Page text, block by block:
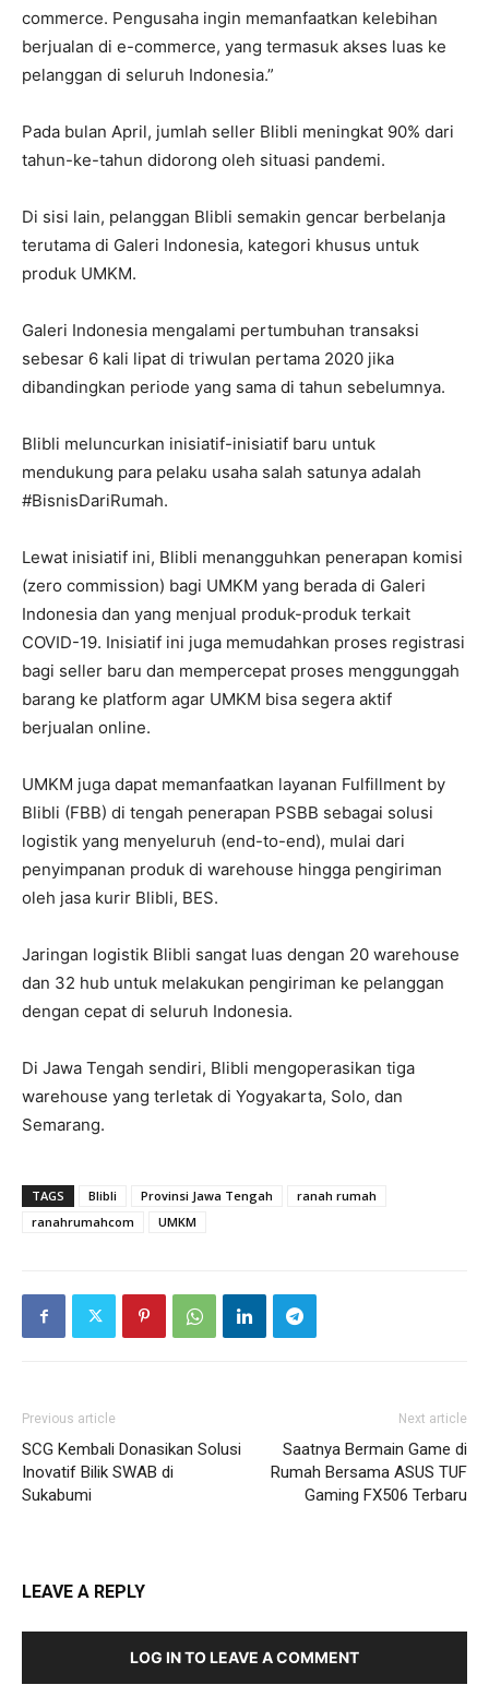
commerce. Pengusaha ingin memanfaatkan kelebihan
berjualan di e-commerce, yang termasuk akses luas ke
pelanggan di seluruh Indonesia.”
Pada bulan April, jumlah seller Blibli meningkat 90% dari
tahun-ke-tahun didorong oleh situasi pandemi.
Di sisi lain, pelanggan Blibli semakin gencar berbelanja
terutama di Galeri Indonesia, kategori khusus untuk
produk UMKM.
Galeri Indonesia mengalami pertumbuhan transaksi
sebesar 6 kali lipat di triwulan pertama 2020 jika
dibandingkan periode yang sama di tahun sebelumnya.
Blibli meluncurkan inisiatif-inisiatif baru untuk
mendukung para pelaku usaha salah satunya adalah
#BisnisDariRumah.
Lewat inisiatif ini, Blibli menangguhkan penerapan komisi
(zero commission) bagi UMKM yang berada di Galeri
Indonesia dan yang menjual produk-produk terkait
COVID-19. Inisiatif ini juga memudahkan proses registrasi
bagi seller baru dan mempercepat proses menggunggah
barang ke platform agar UMKM bisa segera aktif
berjualan online.
UMKM juga dapat memanfaatkan layanan Fulfillment by
Blibli (FBB) di tengah penerapan PSBB sebagai solusi
logistik yang menyeluruh (end-to-end), mulai dari
penyimpanan produk di warehouse hingga pengiriman
oleh jasa kurir Blibli, BES.
Jaringan logistik Blibli sangat luas dengan 20 warehouse
dan 32 hub untuk melakukan pengiriman ke pelanggan
dengan cepat di seluruh Indonesia.
Di Jawa Tengah sendiri, Blibli mengoperasikan tiga
warehouse yang terletak di Yogyakarta, Solo, dan
Semarang.
TAGS Blibli Provinsi Jawa Tengah
ranah rumah
ranahrumahcom
UMKM
Previous article
SCG Kembali Donasikan Solusi
Inovatif Bilik SWAB di
Sukabumi
Next article
Saatnya Bermain Game di
Rumah Bersama ASUS TUF
Gaming FX506 Terbaru
LEAVE A REPLY
LOG IN TO LEAVE A COMMENT